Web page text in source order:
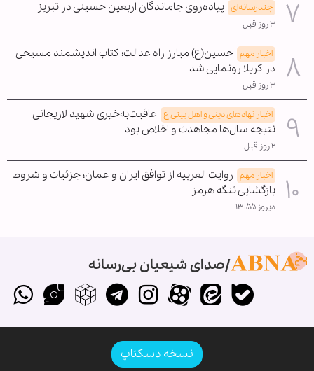
چندرسانه‌ای پیاده‌روی جاماندگان اربعین حسینی در تبریز
۳ روز قبل
اخبار مهم حسین(ع) مبارز راه عدالت؛ کتاب اندیشمند مسیحی
در کربلا رونمایی شد
۳ روز قبل
اخبار نهادهای دینی و اهل بیتی ع عاقبت‌به‌خیری شهید لاریجانی
نتیجه سال‌ها مجاهدت و اخلاص بود
۲ روز قبل
اخبار مهم روایت العربیه از توافق ایران و عمان؛ جزئیات و شروط
بازگشایی تنگه هرمز
دیروز ۱۳:۵۵
صدای شیعیان بی‌رسانه
نسخه دسکتاپ